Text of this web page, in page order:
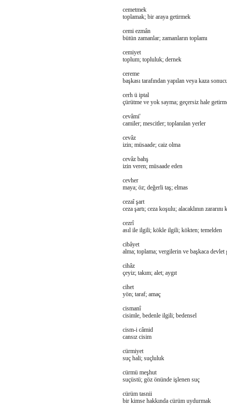
cemetmek
toplamak; bir araya getirmek
cemi ezmân
bütün zamanlar; zamanların toplamı
cemiyet
toplum; topluluk; dernek
cereme
başkası tarafından yapılan veya kaza
cerh ü iptal
çürütme ve yok sayma; geçersiz hale
cevâmi'
camiler; mescitler; toplanılan yerler
cevâz
izin; müsaade; caiz olma
cevâz bahş
izin veren; müsaade eden
cevher
maya; öz; değerli taş; elmas
cezaî şart
ceza şartı; ceza koşulu; alacaklının zararını
cezrî
asıl ile ilgili; kökle ilgili; kökten; temelden
cibâyet
alma; toplama; vergilerin ve başkaca
cihâz
çeyiz; takım; alet; aygıt
cihet
yön; taraf; amaç
cismanî
cisimle, bedenle ilgili; bedensel
cism-i câmid
cansız cisim
cürmiyet
suç hali; suçluluk
cürmü meşhut
suçüstü; göz önünde işlenen suç
cürüm tasnii
bir kimse hakkında cürüm uydurmak